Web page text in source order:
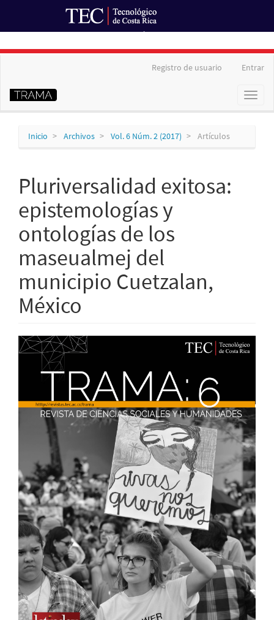
principal
Registro de usuario Entrar
Toggle
Inicio Archivos Vol. 6 Núm. 2 (2017) Artículos
Pluriversalidad exitosa:
epistemologías y
ontologías de los
maseualmej del
municipio Cuetzalan,
México
Barra
lateral
artículo